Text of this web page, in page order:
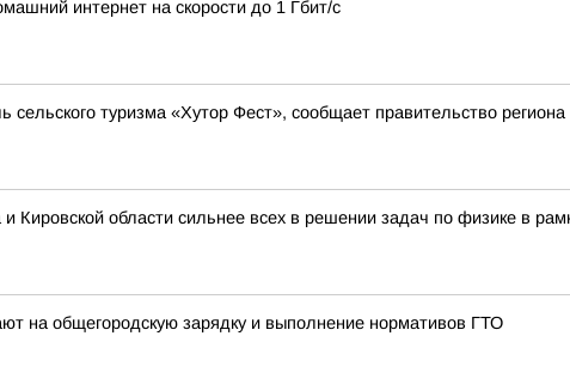
интернет на скорости до 1 Гбит/с
сельского туризма «Хутор Фест», сообщает правительство региона
Кировской области сильнее всех в решении задач по физике в
на общегородскую зарядку и выполнение нормативов ГТО